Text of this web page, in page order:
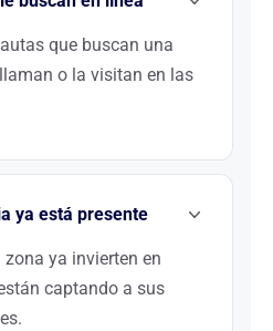
que buscan una
o la visitan en las
en los resultados de
El SEO le
ya está presente
ya invierten en
captando a sus